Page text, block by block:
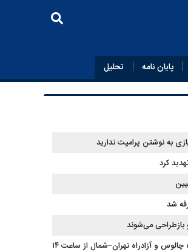
پایان‌ نامه تحلیل
به نوشتن پرامپت ندارید
کرد
شد
می‌شوند
و آزادراه تهران–شمال از ساعت ۱۴